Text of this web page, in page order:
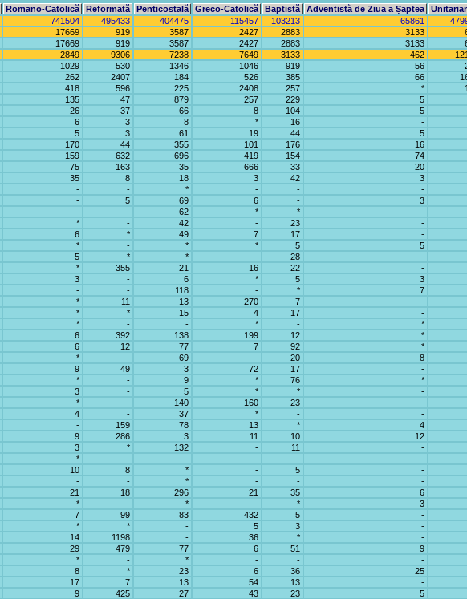
Romano-Catolică Reformată Penticostală Greco-Catolică Baptistă Adventistă de Ziua a Șaptea
741504 495433 404475 115457 103213 65861
17669 919 3587 2427 2883 3133
17669 919 3587 2427 2883 3133
2849 9306 7238 7649 3133 462
1029 530 1346 1046 919 56
262 2407 184 526 385 66
418 596 225 2408 257 *
135 47 879 257 229 5
26 37 66 8 104 5
6 3 8 * 16 -
5 3 61 19 44 5
170 44 355 101 176 16
159 632 696 419 154 74
75 163 35 666 33 20
35 8 18 3 42 3
- - * - - -
- 5 69 6 - 3
- - 62 * * -
* - 42 - 23 -
6 * 49 7 17 -
* - * * 5 5
5 * * - 28 -
* 355 21 16 22 -
3 - 6 * 5 3
- - 118 - * 7
* 11 13 270 7 -
* * 15 4 17 -
* - - * - *
6 392 138 199 12 *
6 12 77 7 92 *
* - 69 - 20 8
9 49 3 72 17 -
* - 9 * 76 *
3 - 5 * * -
* - 140 160 23 -
4 - 37 * - -
- 159 78 13 * 4
9 286 3 11 10 12
3 * 132 - 11 -
* - - - - -
10 8 * - 5 -
- - * - - -
21 18 296 21 35 6
* - * - * 3
7 99 83 432 5 -
* * - 5 3 -
14 1198 - 36 * -
29 479 77 6 51 9
* - * - - -
8 * 23 6 36 25
17 7 13 54 13 -
9 425 27 43 23 5